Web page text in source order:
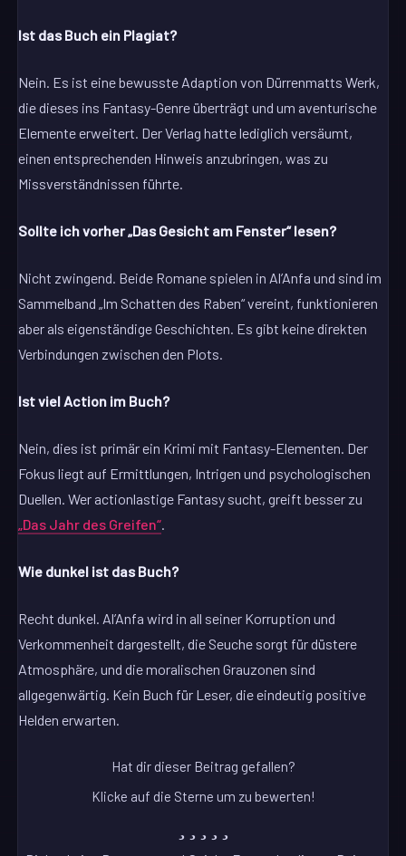
Ist das Buch ein Plagiat?
Nein. Es ist eine bewusste Adaption von Dürrenmatts Werk,
die dieses ins Fantasy-Genre überträgt und um aventurische
Elemente erweitert. Der Verlag hatte lediglich versäumt,
einen entsprechenden Hinweis anzubringen, was zu
Missverständnissen führte.
Sollte ich vorher „Das Gesicht am Fenster“ lesen?
Nicht zwingend. Beide Romane spielen in Al’Anfa und sind im
Sammelband „Im Schatten des Raben“ vereint, funktionieren
aber als eigenständige Geschichten. Es gibt keine direkten
Verbindungen zwischen den Plots.
Ist viel Action im Buch?
Nein, dies ist primär ein Krimi mit Fantasy-Elementen. Der
Fokus liegt auf Ermittlungen, Intrigen und psychologischen
Duellen. Wer actionlastige Fantasy sucht, greift besser zu
„Das Jahr des Greifen“.
Wie dunkel ist das Buch?
Recht dunkel. Al’Anfa wird in all seiner Korruption und
Verkommenheit dargestellt, die Seuche sorgt für düstere
Atmosphäre, und die moralischen Grauzonen sind
allgegenwärtig. Kein Buch für Leser, die eindeutig positive
Helden erwarten.
Hat dir dieser Beitrag gefallen?
Klicke auf die Sterne um zu bewerten!